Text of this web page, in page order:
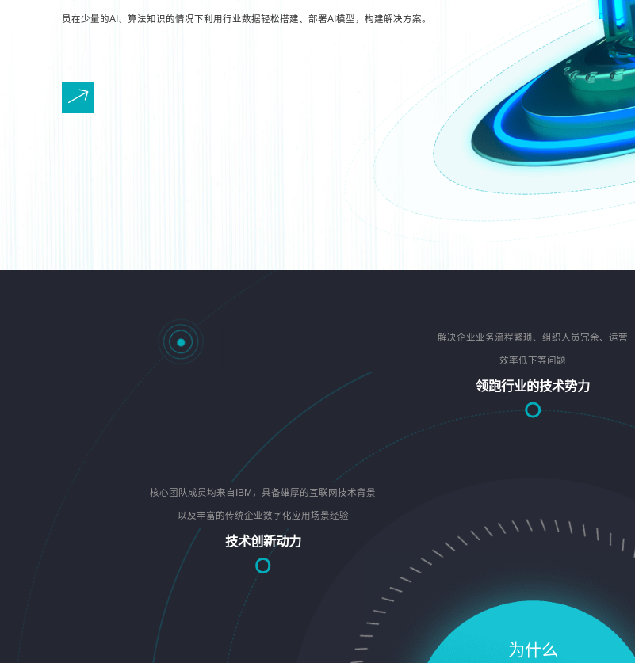
员在少量的AI、算法知识的情况下利用行业数据轻松搭建、部署AI模型，构建解决方案。
为什么
核心团队成员均来自IBM，具备雄厚的互联网技术背景
以及丰富的传统企业数字化应用场景经验
技术创新动力
解决企业业务流程繁琐、组织人员冗余、运营
效率低下等问题
领跑行业的技术势力